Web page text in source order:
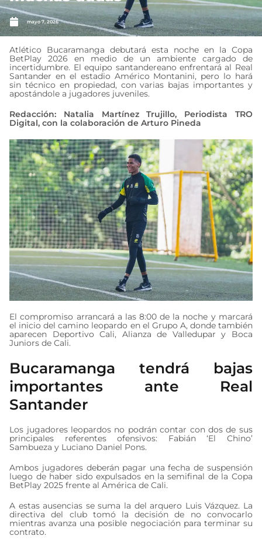
mayo 7, 2026
Atlético Bucaramanga debutará esta noche en la Copa
BetPlay 2026 en medio de un ambiente cargado de
incertidumbre. El equipo santandereano enfrentará al Real
Santander en el estadio Américo Montanini, pero lo hará
sin técnico en propiedad, con varias bajas importantes y
apostándole a jugadores juveniles.
Redacción: Natalia Martínez Trujillo, Periodista TRO
Digital, con la colaboración de Arturo Pineda
El compromiso arrancará a las 8:00 de la noche y marcará
el inicio del camino leopardo en el Grupo A, donde también
aparecen Deportivo Cali, Alianza de Valledupar y Boca
Juniors de Cali.
Bucaramanga tendrá bajas
importantes ante Real
Santander
Los jugadores leopardos no podrán contar con dos de sus
principales referentes ofensivos: Fabián ‘El Chino’
Sambueza y Luciano Daniel Pons.
Ambos jugadores deberán pagar una fecha de suspensión
luego de haber sido expulsados en la semifinal de la Copa
BetPlay 2025 frente al América de Cali.
A estas ausencias se suma la del arquero Luis Vázquez. La
directiva del club tomó la decisión de no convocarlo
mientras avanza una posible negociación para terminar su
contrato.